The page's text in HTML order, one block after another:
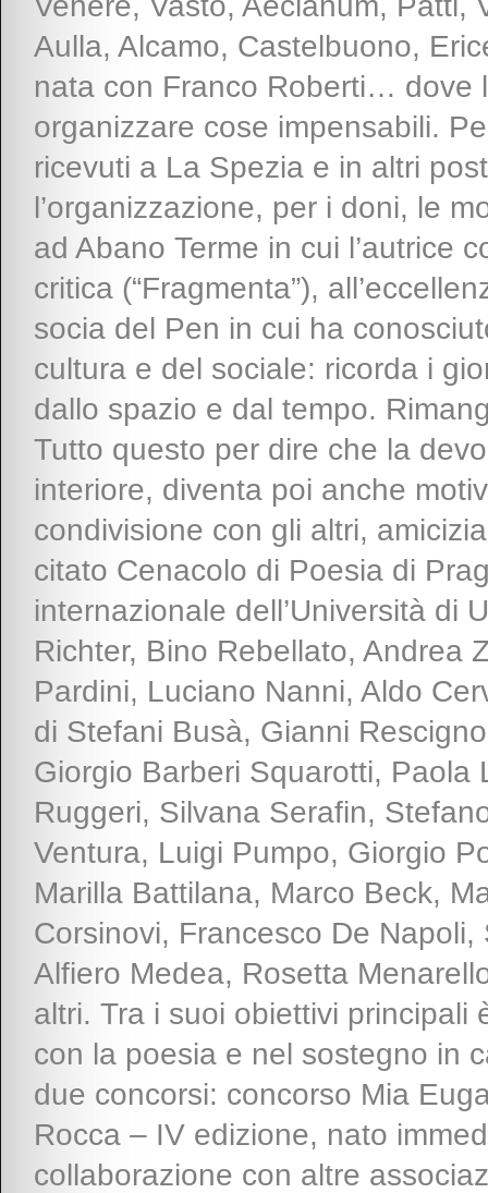
Aulla, Alcamo, Castelbuono,
nata con Franco Roberti… dove
organizzare cose impensabili.
ricevuti a La Spezia e in altri
l’organizzazione, per i doni, le
ad Abano Terme in cui l’autrice
critica (“Fragmenta”),
socia del Pen in cui ha
cultura e del sociale: ricorda i
dallo spazio e dal tempo.
Tutto questo per dire che la
interiore, diventa poi anche
condivisione con gli altri,
citato Cenacolo di Poesia di
internazionale dell’Università di
Richter, Bino Rebellato, Andrea
Pardini, Luciano Nanni, Aldo
di Stefani Busà, Gianni
Giorgio Barberi Squarotti, Paola
Ruggeri, Silvana Serafin,
Ventura, Luigi Pumpo, Giorgio
Marilla Battilana, Marco Beck,
Corsinovi, Francesco De
Alfiero Medea, Rosetta
altri. Tra i suoi obiettivi principali
con la poesia e nel sostegno in
due concorsi: concorso Mia
Rocca – IV edizione, nato
collaborazione con altre